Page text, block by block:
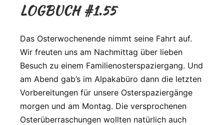
LOGBUCH #1.55
Das Osterwochenende nimmt seine Fahrt auf.
Wir freuten uns am Nachmittag über lieben
Besuch zu einem Familienosterspaziergang. Und
am Abend gab’s im Alpakabüro dann die letzten
Vorbereitungen für unsere Osterspaziergänge
morgen und am Montag. Die versprochenen
Osterüberraschungen wollten natürlich auch